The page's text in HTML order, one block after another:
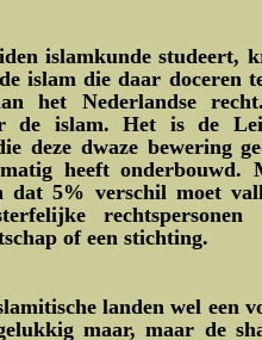
islamkunde studeert,
islam die daar doceren
het Nederlandse
de islam. Het is de
deze dwaze bewering
heeft onderbouwd.
dat 5% verschil moet
of een stichting.
landen wel een
maar, maar de